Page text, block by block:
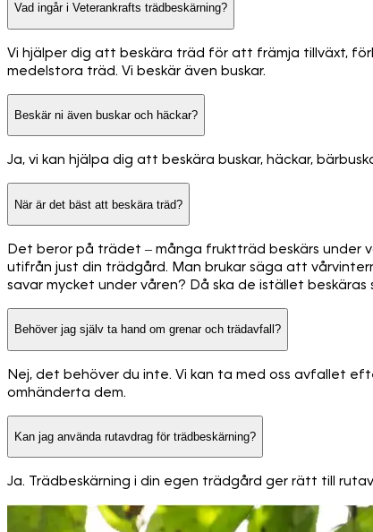
Vad ingår i Veterankrafts trädbeskärning?
Vi hjälper dig att beskära träd för att främja tillväxt,
medelstora träd. Vi beskär även buskar.
Beskär ni även buskar och häckar?
Ja, vi kan hjälpa dig att beskära buskar, häckar,
När är det bäst att beskära träd?
Det beror på trädet – många fruktträd beskärs under
utifrån just din trädgård. Man brukar säga att
savar mycket under våren? Då ska de istället
Behöver jag själv ta hand om grenar och trädavfall?
Nej, det behöver du inte. Vi kan ta med oss avfallet
omhänderta dem.
Kan jag använda rutavdrag för trädbeskärning?
Ja. Trädbeskärning i din egen trädgård ger rätt till